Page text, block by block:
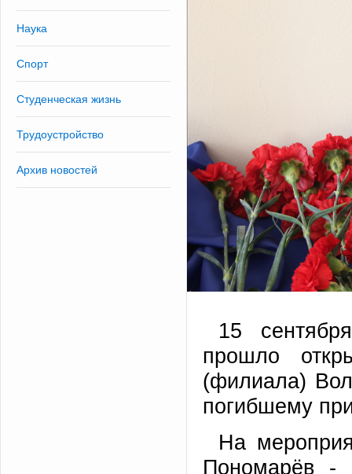
Наука
Спорт
Студенческая жизнь
Трудоустройство
Архив новостей
15
прошло
(филиала)
погибшему
На
Пономарёв -